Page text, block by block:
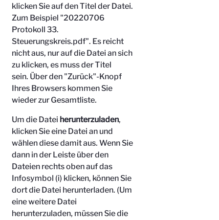
klicken Sie auf den Titel der Datei.
Zum Beispiel "20220706
Protokoll 33.
Steuerungskreis.pdf". Es reicht
nicht aus, nur auf die Datei an sich
zu klicken, es muss der Titel
sein. Über den "Zurück"-Knopf
Ihres Browsers kommen Sie
wieder zur Gesamtliste.
Um die Datei herunterzuladen,
klicken Sie eine Datei an und
wählen diese damit aus. Wenn Sie
dann in der Leiste über den
Dateien rechts oben auf das
Infosymbol (i) klicken, können Sie
dort die Datei herunterladen. (Um
eine weitere Datei
herunterzuladen, müssen Sie die